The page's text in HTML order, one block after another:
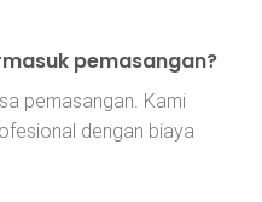
pemasangan?
pemasangan. Kami
dengan biaya